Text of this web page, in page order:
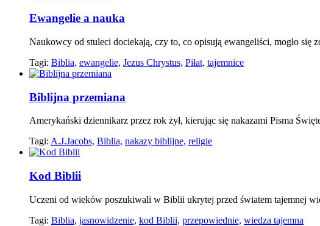
Ewangelie a nauka
Naukowcy od stuleci dociekają, czy to, co opisują ewangeliści, mogło się
Tagi: Biblia, ewangelie, Jezus Chrystus, Piłat, tajemnice
Biblijna przemiana
Amerykański dziennikarz przez rok żył, kierując się nakazami Pisma
Tagi: A.J.Jacobs, Biblia, nakazy biblijne, religie
Kod Biblii
Uczeni od wieków poszukiwali w Biblii ukrytej przed światem tajemnej
Tagi: Biblia, jasnowidzenie, kod Biblii, przepowiednie, wiedza tajemna